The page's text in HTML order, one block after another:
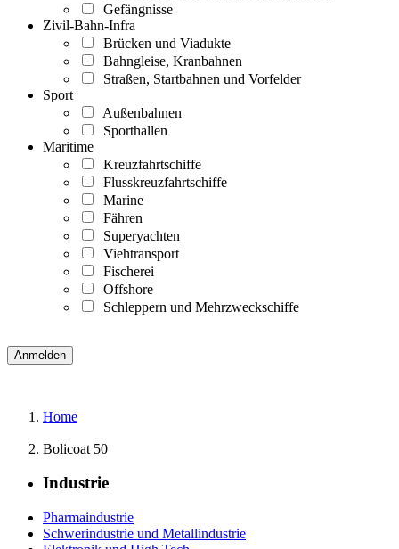
Gefängnisse
Zivil-Bahn-Infra
Brücken und Viadukte
Bahngleise, Kranbahnen
Straßen, Startbahnen und Vorfelder
Sport
Außenbahnen
Sporthallen
Maritime
Kreuzfahrtschiffe
Flusskreuzfahrtschiffe
Marine
Fähren
Superyachten
Viehtransport
Fischerei
Offshore
Schleppern und Mehrzweckschiffe
Home
Bolicoat 50
Industrie
Pharmaindustrie
Schwerindustrie und Metallindustrie